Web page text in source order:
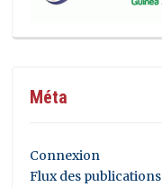
Méta
Connexion
Flux des publications